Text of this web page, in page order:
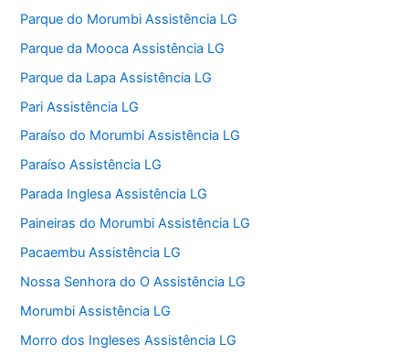
Parque do Morumbi Assistência LG
Parque da Mooca Assistência LG
Parque da Lapa Assistência LG
Pari Assistência LG
Paraíso do Morumbi Assistência LG
Paraíso Assistência LG
Parada Inglesa Assistência LG
Paineiras do Morumbi Assistência LG
Pacaembu Assistência LG
Nossa Senhora do O Assistência LG
Morumbi Assistência LG
Morro dos Ingleses Assistência LG